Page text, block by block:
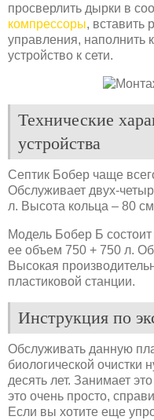
просверлить дырки в
компрессоры, вставить
управления, наполнить
устройство к сети.
Технические
устройства
Септик Бобер чаще
Обслуживает двух-
л. Высота кольца – 80
Модель Бобер Б состоит
ее объем 750 + 750 л.
Высокая
пластиковой станции.
Инструкция по
Обслуживать данную
биологической очистки
десять лет. Занимает
это очень просто,
Если вы хотите еще